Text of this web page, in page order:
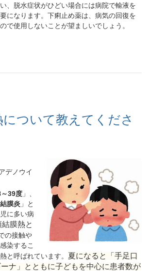
、脱水症状がひどい場合には病院で輸液を
になります。下痢止め薬は、病気の回復を
で使用しないことが望ましいでしょう。
ついて教えてくださ
デノウイ
39度 」、
結膜炎 」と
に多い病
結膜熱と
の接触や
染するこ
と呼ばれています。 夏になると「手足口
ナ」とともに子どもを中心に患者数が